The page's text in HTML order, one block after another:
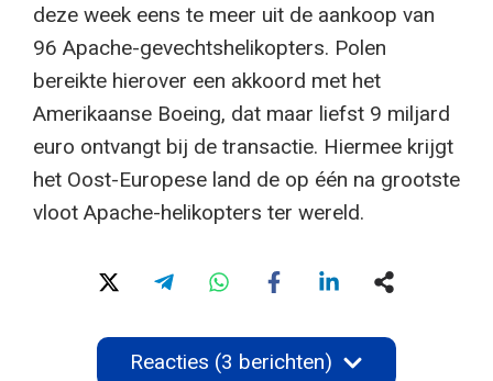
deze week eens te meer uit de aankoop van
96 Apache-gevechtshelikopters. Polen
bereikte hierover een akkoord met het
Amerikaanse Boeing, dat maar liefst 9 miljard
euro ontvangt bij de transactie. Hiermee krijgt
het Oost-Europese land de op één na grootste
vloot Apache-helikopters ter wereld.
Reacties (3 berichten)